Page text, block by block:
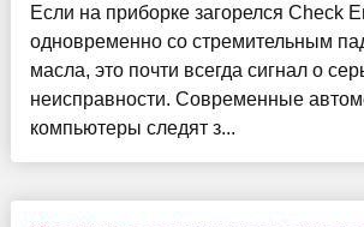
Если на приборке загорелся Check
одновременно со стремительным
масла, это почти всегда сигнал о
неисправности. Современные
компьютеры следят з...